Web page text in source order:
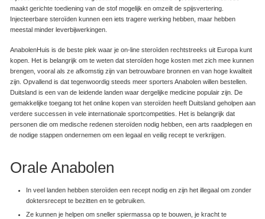
maakt gerichte toediening van de stof mogelijk en omzeilt de spijsvertering.
Injecteerbare steroïden kunnen een iets tragere werking hebben, maar hebben
meestal minder leverbijwerkingen.
AnabolenHuis is de beste plek waar je on-line steroïden rechtstreeks uit Europa kunt
kopen. Het is belangrijk om te weten dat steroïden hoge kosten met zich mee kunnen
brengen, vooral als ze afkomstig zijn van betrouwbare bronnen en van hoge kwaliteit
zijn. Opvallend is dat tegenwoordig steeds meer sporters Anabolen willen bestellen.
Duitsland is een van de leidende landen waar dergelijke medicine populair zijn. De
gemakkelijke toegang tot het online kopen van steroïden heeft Duitsland geholpen aan
verdere successen in vele internationale sportcompetities. Het is belangrijk dat
personen die om medische redenen steroïden nodig hebben, een arts raadplegen en
de nodige stappen ondernemen om een legaal en veilig recept te verkrijgen.
Orale Anabolen
In veel landen hebben steroïden een recept nodig en zijn het illegaal om zonder
doktersrecept te bezitten en te gebruiken.
Ze kunnen je helpen om sneller spiermassa op te bouwen, je kracht te